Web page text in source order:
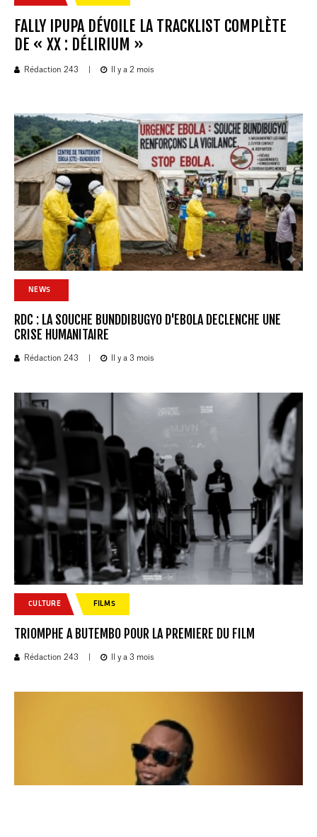
FALLY IPUPA DÉVOILE LA TRACKLIST COMPLÈTE
DE « XX : DÉLIRIUM »
Rédaction 243 Il y a 2 mois
NEWS
RDC : LA SOUCHE BUNDDIBUGYO D'EBOLA DECLENCHE UNE
CRISE HUMANITAIRE
Rédaction 243 Il y a 3 mois
CULTURE FILMS
TRIOMPHE A BUTEMBO POUR LA PREMIERE DU FILM
Rédaction 243 Il y a 3 mois